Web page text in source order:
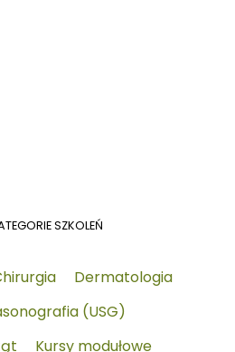
SZKOLEŃ
Dermatologia
(USG)
Kursy modułowe